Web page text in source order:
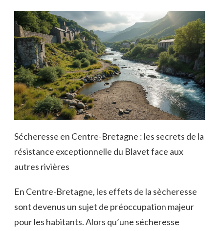
Sécheresse en Centre-Bretagne : les secrets de la
résistance exceptionnelle du Blavet face aux
autres rivières
En Centre-Bretagne, les effets de la sècheresse
sont devenus un sujet de préoccupation majeur
pour les habitants. Alors qu’une sécheresse